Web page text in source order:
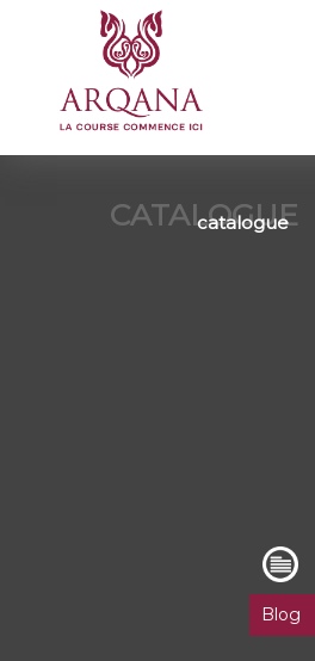
CATALOGUE
catalogue
Blog